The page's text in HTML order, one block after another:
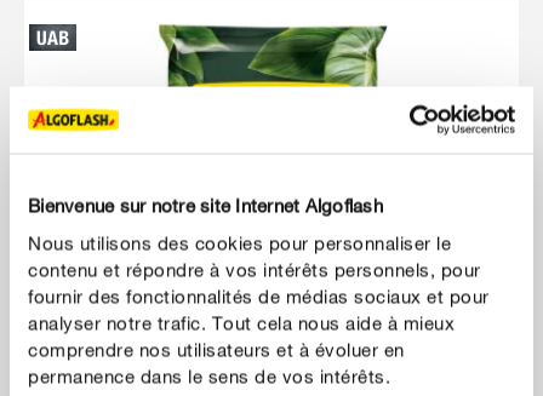
Bienvenue sur notre site Internet Algoflash
Nous utilisons des cookies pour personnaliser le
contenu et répondre à vos intérêts personnels, pour
fournir des fonctionnalités de médias sociaux et pour
analyser notre trafic. Tout cela nous aide à mieux
comprendre nos utilisateurs et à évoluer en
permanence dans le sens de vos intérêts.